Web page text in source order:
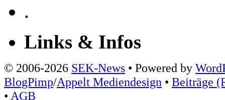
.
Links & Infos
© 2006-2026 SEK-News • Powered by
BlogPimp/Appelt Mediendesign • Beiträge
• AGB